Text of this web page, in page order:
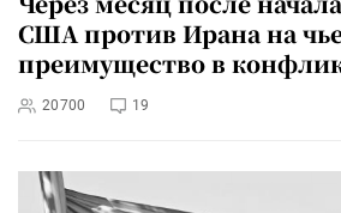
США против Ирана на
преимущество в
20700 19